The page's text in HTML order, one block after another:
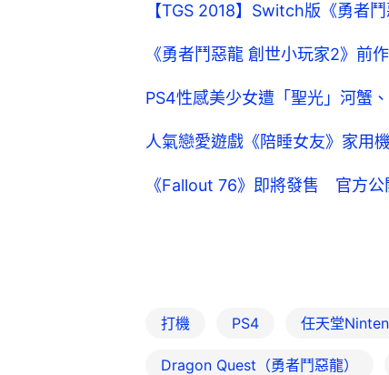
【TGS 2018】Switch版《勇者
《勇者鬥惡龍 創世小玩家2》前
PS4性感美少女遭「聖光」河蟹
人氣戀愛遊戲《陪睡女友》家用
《Fallout 76》即將發售 官方公
打機 PS4 任天堂
Dragon Quest（勇者鬥惡龍）